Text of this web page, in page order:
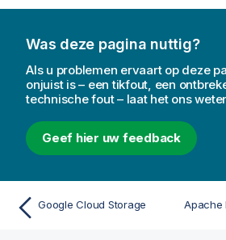
Was deze pagina nuttig?
Als u problemen ervaart op deze
onjuist is – een tikfout, een
technische fout – laat het ons
Geef hier uw feedback
Google Cloud Storage